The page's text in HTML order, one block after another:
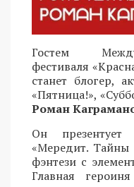
Гостем
фестиваля
станет блогер,
«Пятница!»,
Роман
Он
«Мередит. Тайны
фэнтези с
Главная